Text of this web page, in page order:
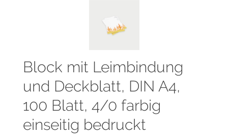
Block mit Leimbindung
und Deckblatt, DIN A4,
100 Blatt, 4/0 farbig
einseitig bedruckt